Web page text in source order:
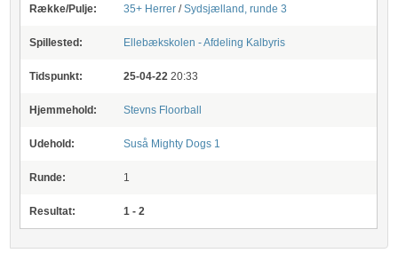
Række/Pulje: 35+ Herrer /Sydsjælland, runde 3
Spillested: Ellebækskolen - Afdeling Kalbyris
Tidspunkt: 25-04-2220:33
Hjemmehold: Stevns Floorball
Udehold: Suså Mighty Dogs 1
Runde: 1
Resultat: 1 - 2